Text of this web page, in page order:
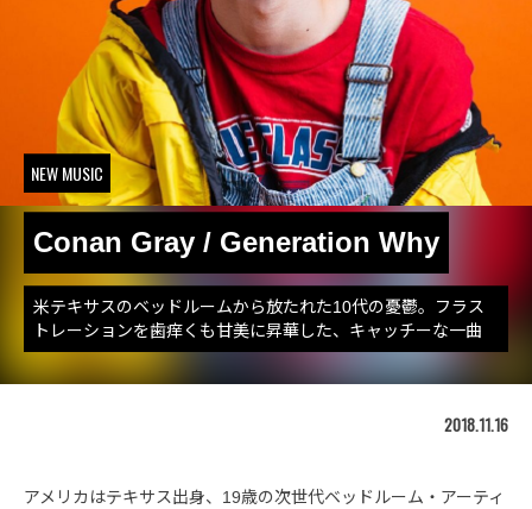
NEW MUSIC
Conan Gray / Generation Why
米テキサスのベッドルームから放たれた10代の憂鬱。フラス
トレーションを歯痒くも甘美に昇華した、キャッチーな一曲
2018.11.16
アメリカはテキサス出身、19歳の次世代ベッドルーム・アーティ